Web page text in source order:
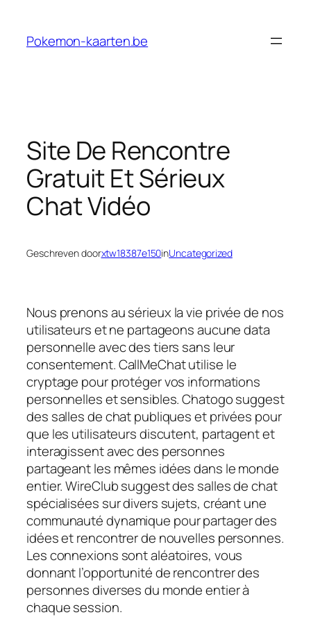
Pokemon-kaarten.be
Site De Rencontre
Gratuit Et Sérieux
Chat Vidéo
Geschreven doorxtw18387e150inUncategorized
Nous prenons au sérieux la vie privée de nos
utilisateurs et ne partageons aucune data
personnelle avec des tiers sans leur
consentement. CallMeChat utilise le
cryptage pour protéger vos informations
personnelles et sensibles. Chatogo suggest
des salles de chat publiques et privées pour
que les utilisateurs discutent, partagent et
interagissent avec des personnes
partageant les mêmes idées dans le monde
entier. WireClub suggest des salles de chat
spécialisées sur divers sujets, créant une
communauté dynamique pour partager des
idées et rencontrer de nouvelles personnes.
Les connexions sont aléatoires, vous
donnant l’opportunité de rencontrer des
personnes diverses du monde entier à
chaque session.